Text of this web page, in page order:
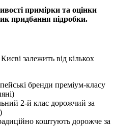
примірки та оцінки
придбання підробки.
залежить від кількох
бренди преміум-класу
2-й клас дорожчий за
коштують дорожче за